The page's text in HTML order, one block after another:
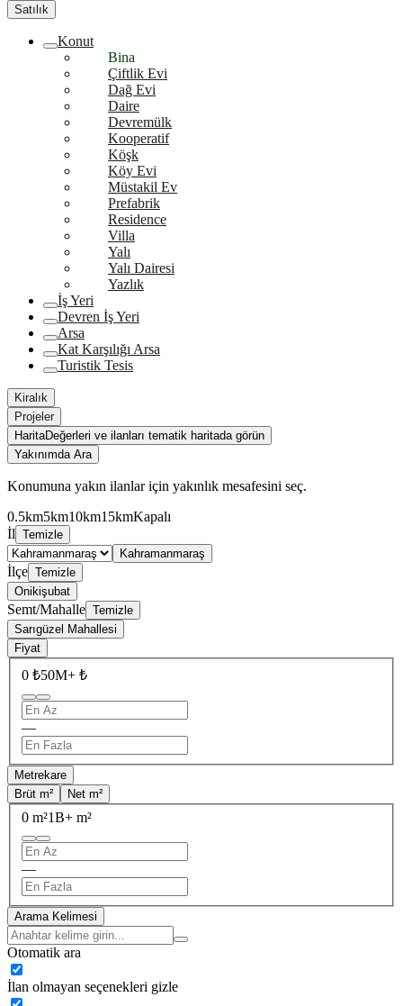
Satılık
Konut
Bina
Çiftlik Evi
Dağ Evi
Daire
Devremülk
Kooperatif
Köşk
Köy Evi
Müstakil Ev
Prefabrik
Residence
Villa
Yalı
Yalı Dairesi
Yazlık
İş Yeri
Devren İş Yeri
Arsa
Kat Karşılığı Arsa
Turistik Tesis
Kiralık
Projeler
HaritaDeğerleri ve ilanları tematik haritada görün
Yakınımda Ara
Konumuna yakın ilanlar için yakınlık mesafesini seç.
0.5km5km10km15kmKapalı
İl Temizle
Kahramanmaraş
İlçe Temizle
Onikişubat
Semt/Mahalle Temizle
Sarıgüzel Mahallesi
Fiyat
0 ₺50M+ ₺
—
Metrekare
Brüt m²
Net m²
0 m²1B+ m²
—
Arama Kelimesi
Otomatik ara
İlan olmayan seçenekleri gizle